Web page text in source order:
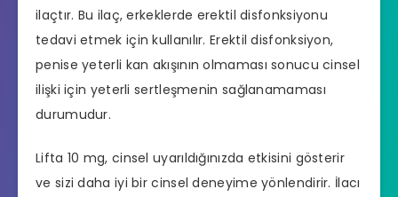
ilaçtır. Bu ilaç, erkeklerde erektil disfonksiyonu
tedavi etmek için kullanılır.Erektil disfonksiyon,
penise yeterli kan akışının olmaması sonucu cinsel
ilişki için yeterli sertleşmenin sağlanamaması
durumudur.
Lifta 10 mg, cinsel uyarıldığınızda etkisini gösterir
ve sizi daha iyi bir cinsel deneyime yönlendirir. İlacı